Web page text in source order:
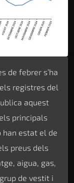
de febrer s’ha
registres del
aquest
principals
han estat el de
preus dels
aigua, gas,
de vestit i